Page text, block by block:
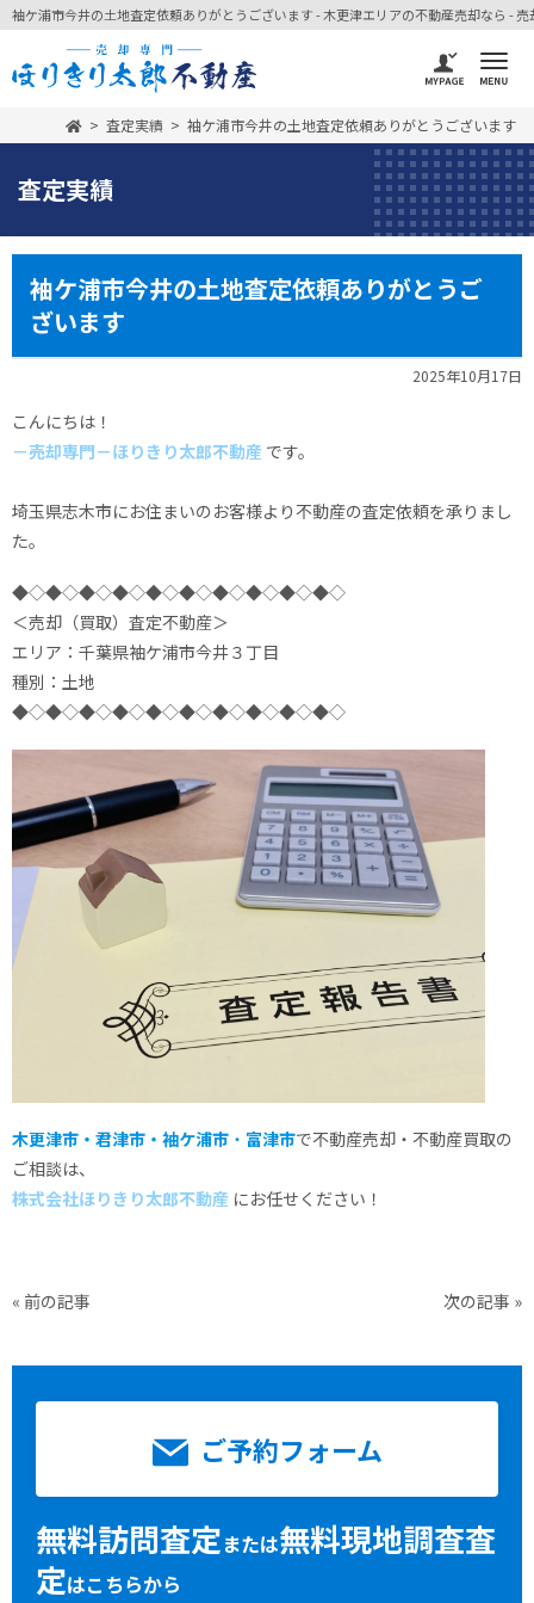
袖ケ浦市今井の土地査定依頼ありがとうございます - 木更津エリアの不動産売却なら -
査定実績 袖ケ浦市今井の土地査定依頼ありがとうございます
査定実績
袖ケ浦市今井の土地査定依頼ありがとうご
ざいます
2025年10月17日
こんにちは！
－売却専門－ほりきり太郎不動産 です。
埼玉県志木市にお住まいのお客様より不動産の査定依頼を承りまし
た。
◆◇◆◇◆◇◆◇◆◇◆◇◆◇◆◇◆◇◆◇
＜売却（買取）査定不動産＞
エリア：千葉県袖ケ浦市今井３丁目
種別：土地
◆◇◆◇◆◇◆◇◆◇◆◇◆◇◆◇◆◇◆◇
木更津市・君津市・袖ケ浦市 ・ 富津市で不動産売却・不動産買取の
ご相談は、
株式会社ほりきり太郎不動産 にお任せください！
« 前の記事 次の記事 »
ご予約フォーム
無料訪問査定または無料現地調査査
定はこちらから